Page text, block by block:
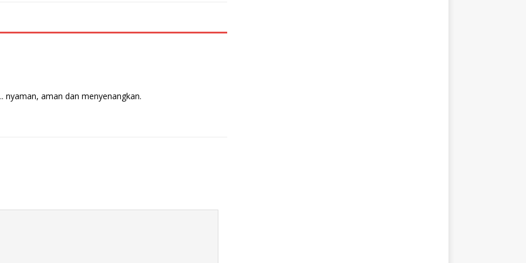
nyaman, aman dan menyenangkan.